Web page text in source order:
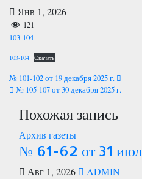
Янв 1, 2026
121
103-104
103-104 Скачать
Навигация
по
записям
№ 101-102 от 19 декабря 2025 г.
№ 105-107 от 30 декабря 2025 г.
Похожая запись
Архив газеты
№ 61-62 от 31
Авг 1, 2026
ADMIN